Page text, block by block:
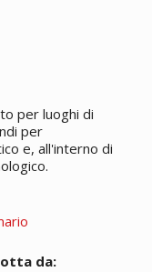
per luoghi di
per
e, all'interno di
da: